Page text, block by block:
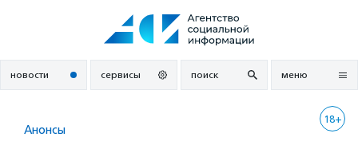
новости сервисы поиск меню
18+
Анонсы